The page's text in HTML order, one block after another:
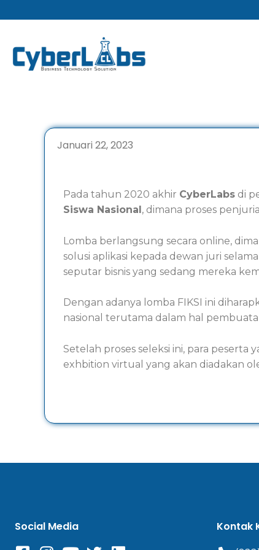
ke
Januari 22, 2023
Pada tahun 2020 akhir CyberLabs di
Siswa Nasional, dimana proses
Lomba berlangsung secara online,
solusi aplikasi kepada dewan juri
seputar bisnis yang sedang mereka
Dengan adanya lomba FIKSI ini
nasional terutama dalam hal
Setelah proses seleksi ini, para
exhbition virtual yang akan diadakan
Social Media Kontak